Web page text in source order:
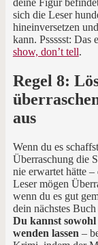
deine Figur
sich die Leser
hineinversetzen
kann. Pssssst: Das
show, don’t tell.
Regel 8:
aus
Wenn du es
Überraschung die
nie erwartet hätte –
Leser mögen
wenn du es gut
dein nächstes
Du kannst
wenden lassen –